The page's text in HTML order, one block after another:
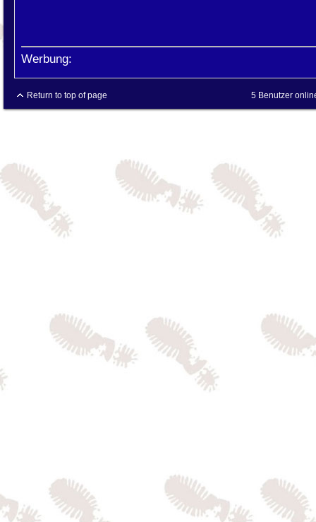
Werbung:
Return to top of page 5 Benutzer